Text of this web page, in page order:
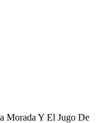
Morada Y El Jugo De